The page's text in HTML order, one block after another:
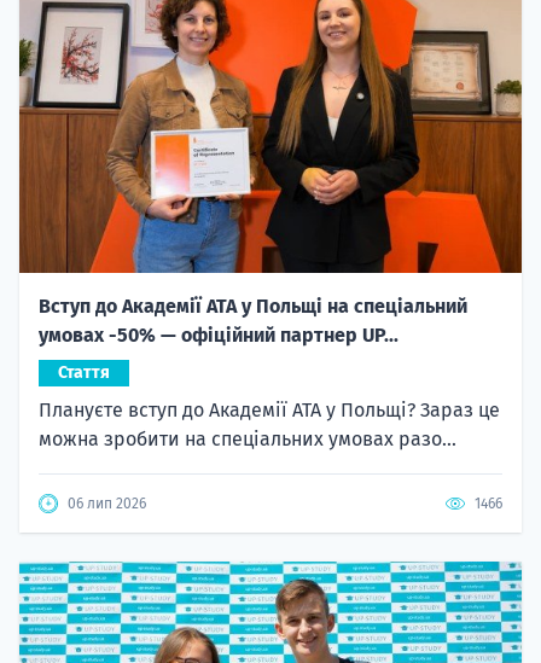
Вступ до Академії ATA у Польщі на спеціальний
умовах -50% — офіційний партнер UP...
Стаття
Плануєте вступ до Академії ATA у Польщі? Зараз це
можна зробити на спеціальних умовах разо...
06 лип 2026 1466